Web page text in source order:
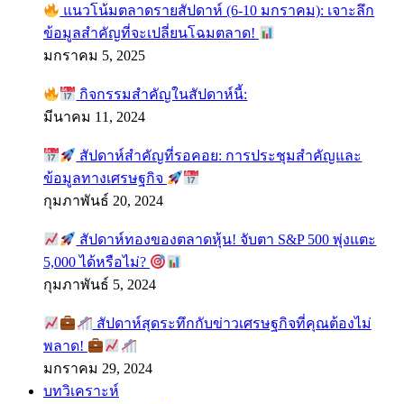
แนวโน้มตลาดรายสัปดาห์ (6-10 มกราคม): เจาะลึก
ข้อมูลสำคัญที่จะเปลี่ยนโฉมตลาด!
มกราคม 5, 2025
กิจกรรมสำคัญในสัปดาห์นี้:
มีนาคม 11, 2024
สัปดาห์สำคัญที่รอคอย: การประชุมสำคัญและ
ข้อมูลทางเศรษฐกิจ
กุมภาพันธ์ 20, 2024
สัปดาห์ทองของตลาดหุ้น! จับตา S&P 500 พุ่งแตะ
5,000 ได้หรือไม่?
กุมภาพันธ์ 5, 2024
สัปดาห์สุดระทึกกับข่าวเศรษฐกิจที่คุณต้องไม่
พลาด!
มกราคม 29, 2024
บทวิเคราะห์